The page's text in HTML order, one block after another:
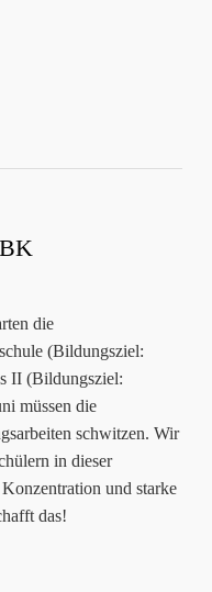
die
(Bildungsziel:
II (Bildungsziel:
müssen die
schwitzen. Wir
in dieser
und starke
das!